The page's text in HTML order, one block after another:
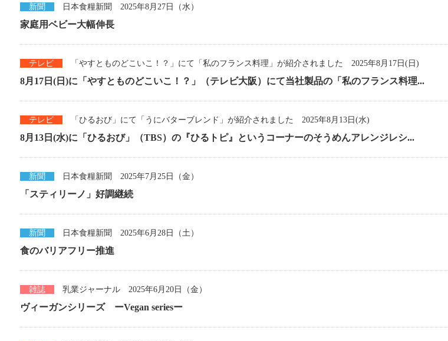
新聞 日本食糧新聞 2025年8月27日（水）
家庭用ベビー大幅伸長
テレビ 「やすとものどこいこ！？」にて「私のフランス料理」が紹介されました 2025年8月17日(日)
8月17日(日)に「やすとものどこいこ！？」（テレビ大阪）にて当社製品の「私のフランス料理...
テレビ 「ひるおび」にて「うにバターブレンド」が紹介されました 2025年8月13日(水)
8月13日(水)に「ひるおび」（TBS）の『ひるトピ』というコーナーのそうめんアレンジレシ...
新聞 日本食糧新聞 2025年7月25日（金）
「スティリーノ」好調継続
新聞 日本食糧新聞 2025年6月28日（土）
食のバリアフリー推進
雑誌 乳業ジャーナル 2025年6月20日（金）
ヴィーガンシリーズ ーVegan seriesー